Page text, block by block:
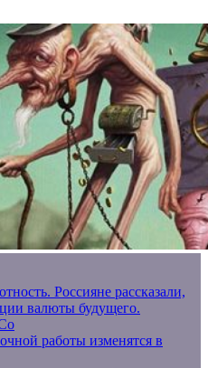
Россияне рассказали,
валюты будущего.
работы изменятся в